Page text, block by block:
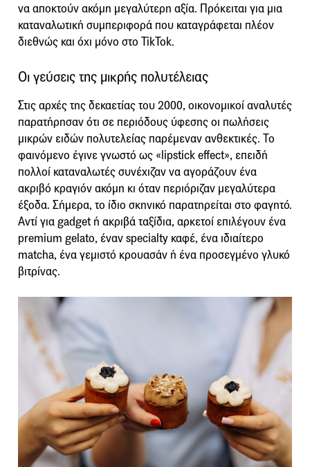
να αποκτούν ακόμη μεγαλύτερη αξία. Πρόκειται για μια
καταναλωτική συμπεριφορά που καταγράφεται πλέον
διεθνώς και όχι μόνο στο TikTok.
Οι γεύσεις της μικρής πολυτέλειας
Στις αρχές της δεκαετίας του 2000, οικονομικοί αναλυτές
παρατήρησαν ότι σε περιόδους ύφεσης οι πωλήσεις
μικρών ειδών πολυτελείας παρέμεναν ανθεκτικές. Το
φαινόμενο έγινε γνωστό ως «lipstick effect», επειδή
πολλοί καταναλωτές συνέχιζαν να αγοράζουν ένα
ακριβό κραγιόν ακόμη κι όταν περιόριζαν μεγαλύτερα
έξοδα. Σήμερα, το ίδιο σκηνικό παρατηρείται στο φαγητό.
Αντί για gadget ή ακριβά ταξίδια, αρκετοί επιλέγουν ένα
premium gelato, έναν specialty καφέ, ένα ιδιαίτερο
matcha, ένα γεμιστό κρουασάν ή ένα προσεγμένο γλυκό
βιτρίνας.